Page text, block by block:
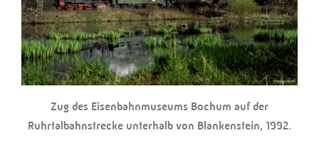
Zug des Eisenbahnmuseums Bochum auf der
Ruhrtalbahnstrecke unterhalb von Blankenstein, 1992.